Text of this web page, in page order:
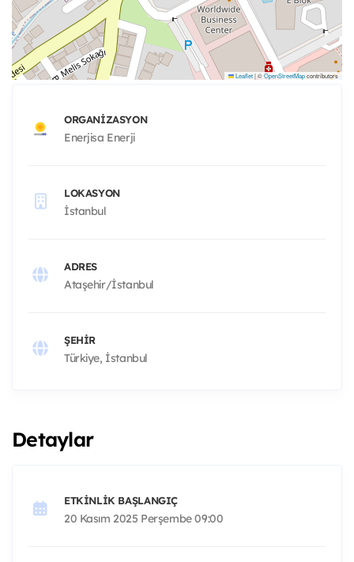
Leaflet|©OpenStreetMapcontributors
ORGANIZASYON
Enerjisa Enerji
LOKASYON
İstanbul
ADRES
Ataşehir/İstanbul
ŞEHIR
Türkiye, İstanbul
Detaylar
ETKINLIK BAŞLANGIÇ
20 Kasım 2025 Perşembe 09:00